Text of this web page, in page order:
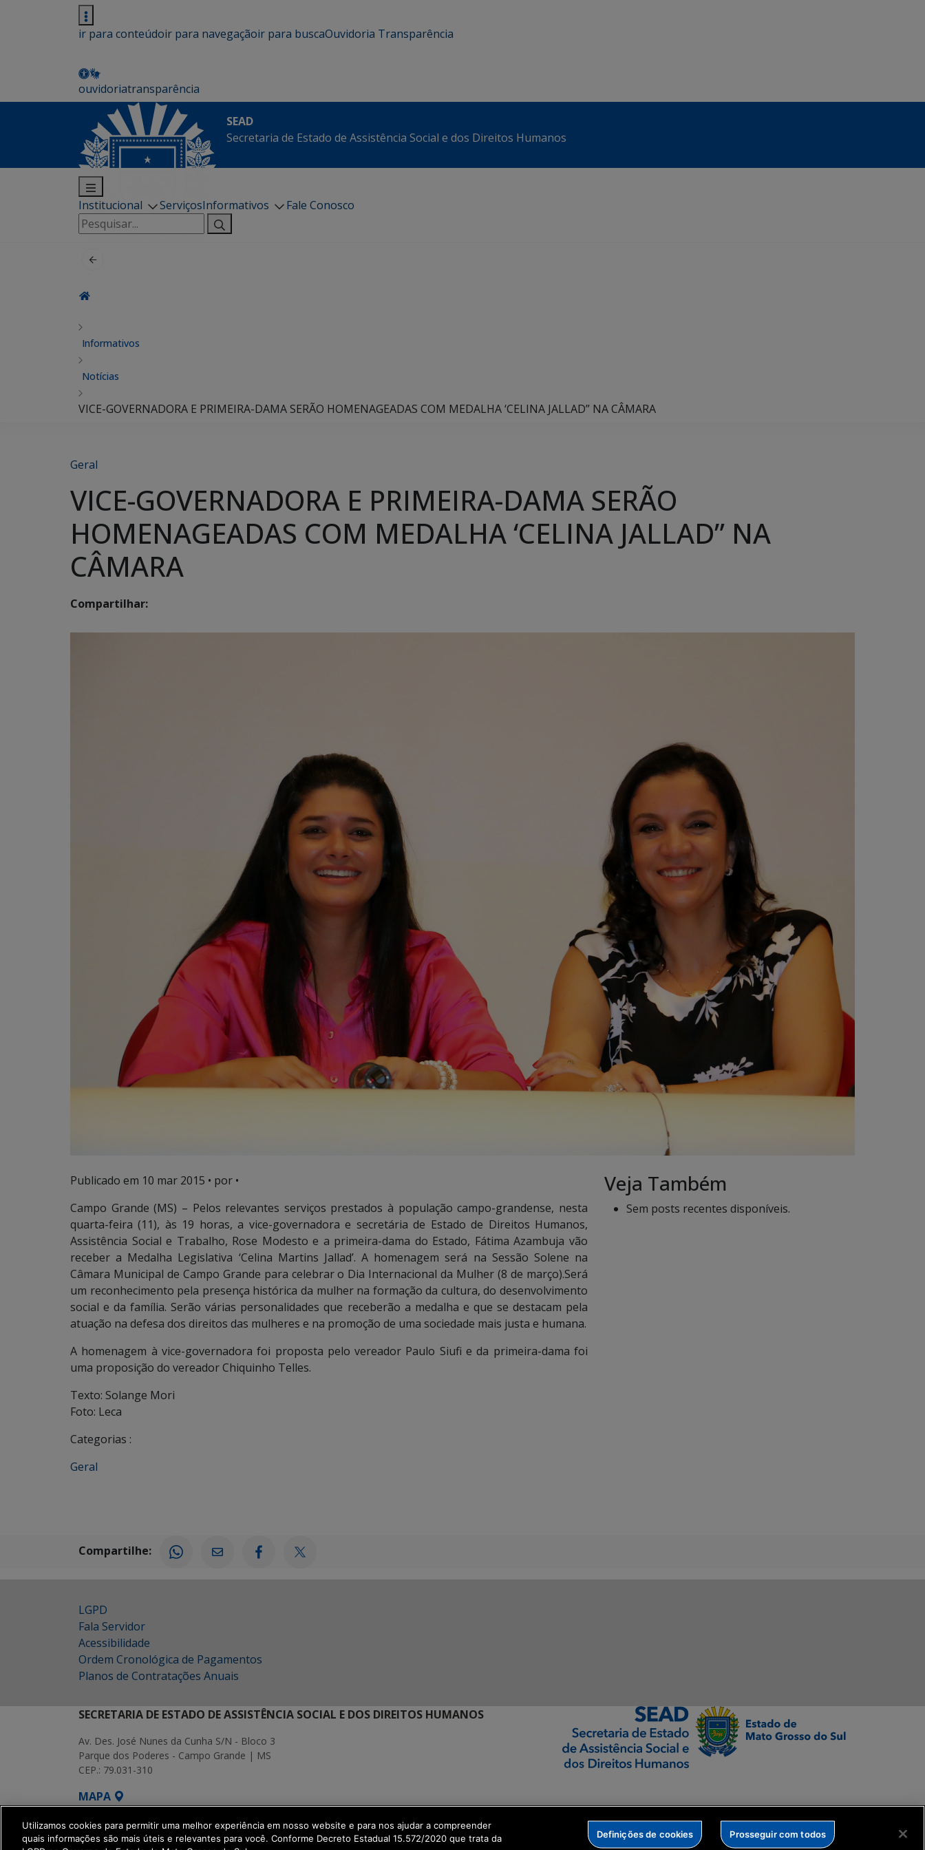
ir para conteúdoir para navegaçãoir para buscaOuvidoria Transparência
ouvidoriatransparência
SEAD
Secretaria de Estado de Assistência Social e dos Direitos Humanos
Institucional ServiçosInformativos
Fale Conosco
Pesquisar
por:
Informativos
Notícias
VICE-GOVERNADORA E PRIMEIRA-DAMA SERÃO HOMENAGEADAS COM MEDALHA ‘CELINA JALLAD” NA CÂMARA
Geral
VICE-GOVERNADORA E PRIMEIRA-DAMA SERÃO
HOMENAGEADAS COM MEDALHA ‘CELINA JALLAD” NA
CÂMARA
Compartilhar:
Publicado em 10 mar 2015 • por •
Campo Grande (MS) – Pelos relevantes serviços prestados à população campo-grandense, nesta
quarta-feira (11), às 19 horas, a vice-governadora e secretária de Estado de Direitos Humanos,
Assistência Social e Trabalho, Rose Modesto e a primeira-dama do Estado, Fátima Azambuja vão
receber a Medalha Legislativa ‘Celina Martins Jallad’. A homenagem será na Sessão Solene na
Câmara Municipal de Campo Grande para celebrar o Dia Internacional da Mulher (8 de março).Será
um reconhecimento pela presença histórica da mulher na formação da cultura, do desenvolvimento
social e da família. Serão várias personalidades que receberão a medalha e que se destacam pela
atuação na defesa dos direitos das mulheres e na promoção de uma sociedade mais justa e humana.
A homenagem à vice-governadora foi proposta pelo vereador Paulo Siufi e da primeira-dama foi
uma proposição do vereador Chiquinho Telles.
Texto: Solange Mori
Foto: Leca
Categorias :
Geral
Veja Também
Sem posts recentes disponíveis.
Compartilhe:
LGPD
Fala Servidor
Acessibilidade
Ordem Cronológica de Pagamentos
Planos de Contratações Anuais
SECRETARIA DE ESTADO DE ASSISTÊNCIA SOCIAL E DOS DIREITOS HUMANOS
Av. Des. José Nunes da Cunha S/N - Bloco 3
Parque dos Poderes - Campo Grande | MS
CEP.: 79.031-310
MAPA
SETDIG | Secretaria-Executiva de Transformação Digital
Utilizamos cookies para permitir uma melhor experiência em nosso website e para nos ajudar a compreender
quais informações são mais úteis e relevantes para você. Conforme Decreto Estadual 15.572/2020 que trata da
Definições de cookies Prosseguir com todos